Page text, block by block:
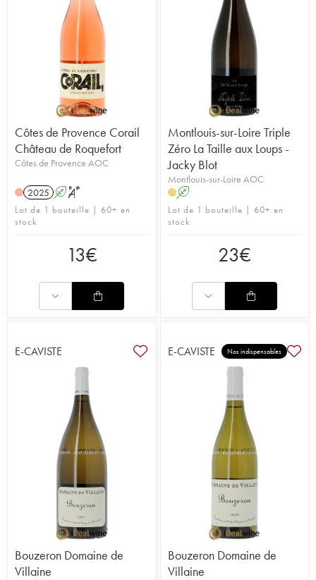
Côtes de Provence Corail
Château de Roquefort
Côtes de Provence AOC
2025 A S
Lot de 1 bouteille | 60+ en
stock
13€
Montlouis-sur-Loire Triple
Zéro La Taille aux Loups -
Jacky Blot
Montlouis-sur-Loire AOC
HA
Lot de 1 bouteille | 60+ en
stock
23€
E-CAVISTE
Bouzeron Domaine de
Villaine
E-CAVISTE Nos indispensables
Bouzeron Domaine de
Villaine